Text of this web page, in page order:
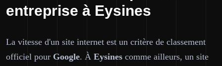
entreprise à Eysines
La vitesse d'un site internet est un critère de classement
officiel pour Google. À Eysines comme ailleurs, un site